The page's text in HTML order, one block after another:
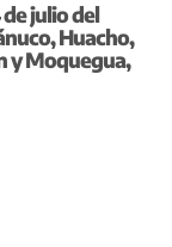
julio del
Huacho,
y Moquegua,